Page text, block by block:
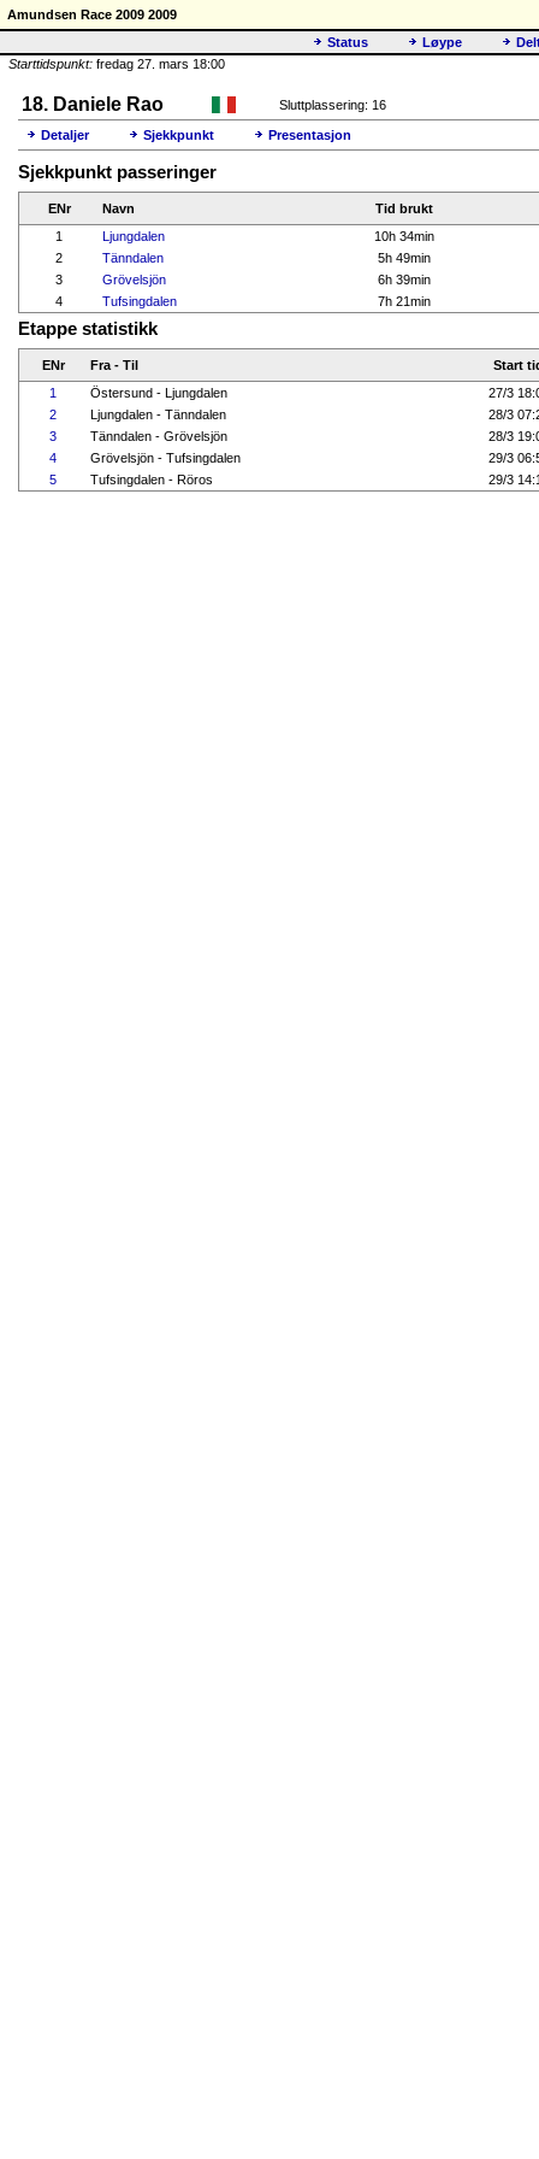
Amundsen Race 2009 2009
Status
Løype
Starttidspunkt: fredag 27. mars 18:00
18. Daniele Rao Sluttplassering: 16
Detaljer Sjekkpunkt Presentasjon
Sjekkpunkt passeringer
ENr Navn
Tid brukt
1
Ljungdalen
10h 34min
2
Tänndalen
5h 49min
3
Grövelsjön
6h 39min
4
Tufsingdalen 7h 21min
Etappe statistikk
ENr Fra - Til
Start
1
Östersund - Ljungdalen
27/3
2
Ljungdalen - Tänndalen
28/3
3
Tänndalen - Grövelsjön
28/3
4
Grövelsjön - Tufsingdalen
29/3
5
Tufsingdalen - Röros 29/3